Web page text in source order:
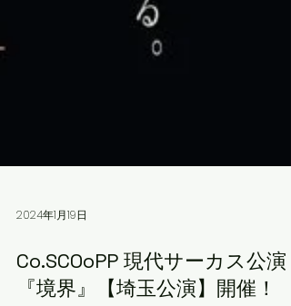
2024年1月19日